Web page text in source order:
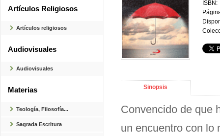
Artículos Religiosos
Artículos religiosos
Audiovisuales
Audiovisuales
Materias
Teología, Filosofía...
Sagrada Escritura
ISBN:
Sinopsis
Convencido de que
un encuentro con lo